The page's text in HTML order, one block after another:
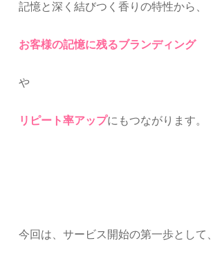
記憶と深く結びつく香りの特性から、
お客様の記憶に残るブランディング
や
リピート率アップにもつながります。
今回は、サービス開始の第一歩として、